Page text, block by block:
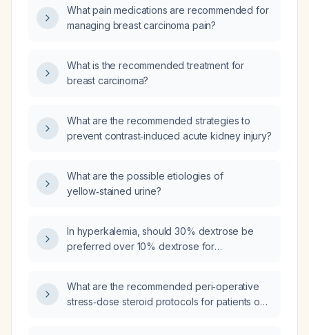
what initial caloric and protein amounts should
be started to prevent refeeding syndrome,
requirements be achieved?
What pain medications are recommended for
managing breast carcinoma pain?
What is the recommended treatment for
breast carcinoma?
What are the recommended strategies to
prevent contrast‑induced acute kidney injury?
What are the possible etiologies of
yellow‑stained urine?
In hyperkalemia, should 30% dextrose be
preferred over 10% dextrose for
What are the recommended peri‑operative
stress‑dose steroid protocols for patients on